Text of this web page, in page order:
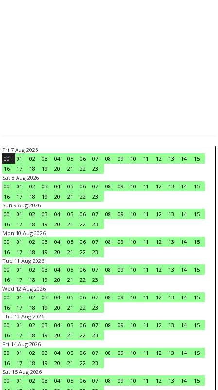
Fri 7 Aug 2026
00
01 02 03 04 05 06 07 08 09 10 11 12 13 14
15
16
17 18 19 20 21 22
23
Sat 8 Aug 2026
00
01 02 03 04 05 06 07 08 09 10 11 12 13 14
15
16
17 18 19 20 21 22
23
Sun 9 Aug 2026
00
01 02 03 04 05 06 07 08 09 10 11 12 13 14
15
16
17 18 19 20 21 22
23
Mon 10 Aug 2026
00
01 02 03 04 05 06 07 08 09 10 11 12 13 14
15
16
17 18 19 20 21 22
23
Tue 11 Aug 2026
00
01 02 03 04 05 06 07 08 09 10 11 12 13 14
15
16
17 18 19 20 21 22
23
Wed 12 Aug 2026
00
01 02 03 04 05 06 07 08 09 10 11 12 13 14
15
16
17 18 19 20 21 22
23
Thu 13 Aug 2026
00
01 02 03 04 05 06 07 08 09 10 11 12 13 14
15
16
17 18 19 20 21 22
23
Fri 14 Aug 2026
00
01 02 03 04 05 06 07 08 09 10 11 12 13 14
15
16
17 18 19 20 21 22
23
Sat 15 Aug 2026
00
01 02 03 04 05 06 07 08 09 10 11 12 13 14
15